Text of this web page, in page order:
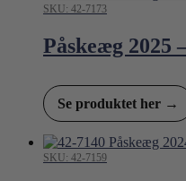
SKU: 42-7173
Påskeæg 2025
Se produktet her →
SKU: 42-7159